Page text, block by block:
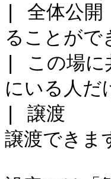
| 全体公
ること
| この場
にいる人
| 譲渡
譲渡で